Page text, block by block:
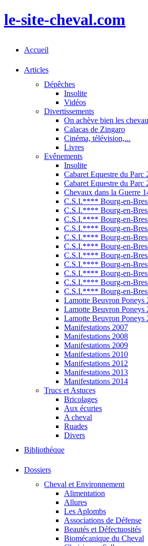
le-site-cheval.com
Accueil
Articles
Dépêches
Insolite
Vidéos
Divertissements
On achève bien les
Calacas de Zingaro
Cinéma, télévision,...
Livres
Evênements
Insolite
Cabaret Equestre du Parc
Cabaret Equestre du Parc
Chevaux dans la Guerre
C.S.I.**** Bourg-en-
C.S.I.**** Bourg-en-
C.S.I.**** Bourg-en-
C.S.I.**** Bourg-en-
C.S.I.**** Bourg-en-
C.S.I.**** Bourg-en-
C.S.I.**** Bourg-en-
C.S.I.**** Bourg-en-
C.S.I.**** Bourg-en-
C.S.I.**** Bourg-en-
C.S.I.**** Bourg-en-
Lamotte Beuvron Poneys
Lamotte Beuvron Poneys
Lamotte Beuvron Poneys
Manifestations 2007
Manifestations 2008
Manifestations 2009
Manifestations 2010
Manifestations 2012
Manifestations 2013
Manifestations 2014
Trucs et Astuces
Bricolages
Aux écuries
A cheval
Ruades
Divers
Bibliothéque
Dossiers
Cheval et Environnement
Alimentation
Allures
Les Aplombs
Associations de Défense
Beautés et Défectuosités
Biomécanique du Cheval